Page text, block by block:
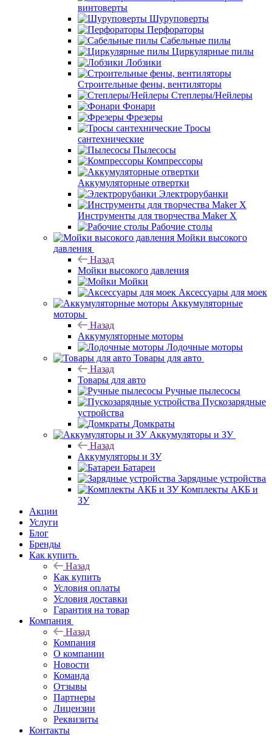
винтоверты
Шуруповерты
Перфораторы
Сабельные пилы
Циркулярные пилы
Лобзики
Строительные фены, вентиляторы
Степлеры/Нейлеры
Фонари
Фрезеры
Тросы
сантехнические
Пылесосы
Компрессоры
Аккумуляторные отвертки
Электрорубанки
Инструменты для творчества Maker X
Рабочие столы
Мойки высокого
давления
Назад
Мойки высокого давления
Мойки
Аксессуары для моек
Аккумуляторные
моторы
Назад
Аккумуляторные моторы
Лодочные моторы
Товары для авто
Назад
Товары для авто
Ручные пылесосы
Пускозарядные
устройства
Домкраты
Аккумуляторы и ЗУ
Назад
Аккумуляторы и ЗУ
Батареи
Зарядные устройства
Комплекты АКБ и
ЗУ
Акции
Услуги
Блог
Бренды
Как купить
Назад
Как купить
Условия оплаты
Условия доставки
Гарантия на товар
Компания
Назад
Компания
О компании
Новости
Команда
Отзывы
Партнеры
Лицензии
Реквизиты
Контакты